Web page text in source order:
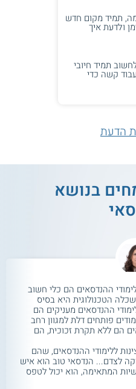
תמיד מקום חדש
ולדעת איך
תמיד חיובי
קשה כדי
הדעת
בנושא
ההנדסאים הם כלי חשוב
הטכנולוגית היא בסיס
ההנדסאים מעניקים הם
פותחים דלת למגוון רחב
הם ללא תקרת זכוכית, הם
ללימודי ההנדסאים, שהם
לצדם... הנדסאי טוב הוא איש
המתאימה, הוא יכול לטפס